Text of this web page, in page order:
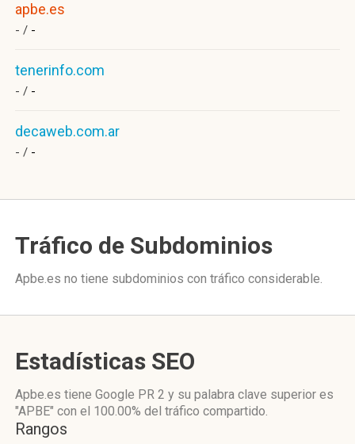
apbe.es
- / -
tenerinfo.com
- / -
decaweb.com.ar
- / -
Tráfico de Subdominios
Apbe.es no tiene subdominios con tráfico considerable.
Estadísticas SEO
Apbe.es tiene Google PR 2 y su palabra clave superior es
"APBE" con el 100.00% del tráfico compartido.
Rangos